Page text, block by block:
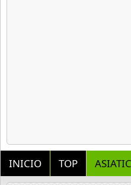
INICIO TOP